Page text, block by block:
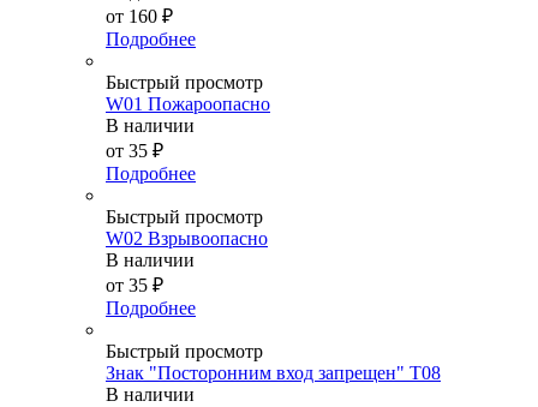
от 160 ₽
Подробнее
Быстрый просмотр
W01 Пожароопасно
В наличии
от 35 ₽
Подробнее
Быстрый просмотр
W02 Взрывоопасно
В наличии
от 35 ₽
Подробнее
Быстрый просмотр
Знак "Посторонним вход запрещен" Т08
В наличии